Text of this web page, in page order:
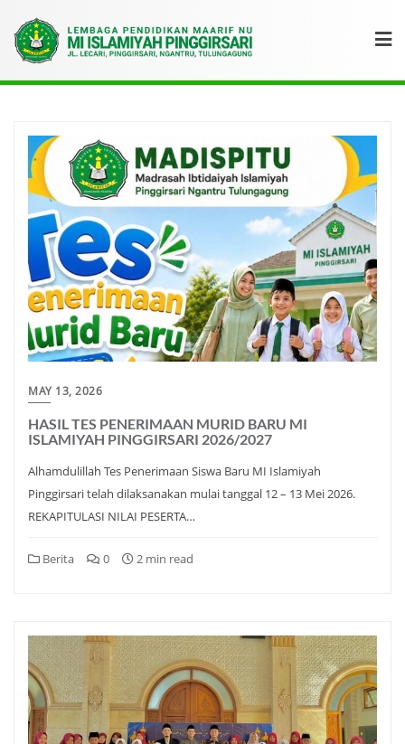
MAY 13, 2026
HASIL TES PENERIMAAN MURID BARU MI
ISLAMIYAH PINGGIRSARI 2026/2027
Alhamdulillah Tes Penerimaan Siswa Baru MI Islamiyah
Pinggirsari telah dilaksanakan mulai tanggal 12 – 13 Mei 2026.
REKAPITULASI NILAI PESERTA…
Berita 0 2 min read